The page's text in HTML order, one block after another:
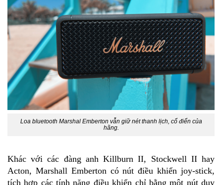
Loa bluetooth Marshal Emberton vẫn giữ nét thanh lịch, cổ điển của
hãng.
Khác với các đàng anh Killburn II, Stockwell II hay
Acton, Marshall Emberton có nút điều khiển joy-stick,
tích hợp các tính năng điều khiển chỉ bằng một nút duy